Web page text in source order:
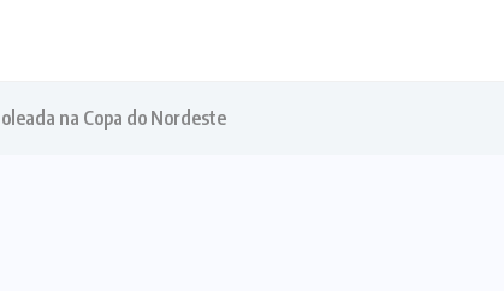
na Copa do Nordeste